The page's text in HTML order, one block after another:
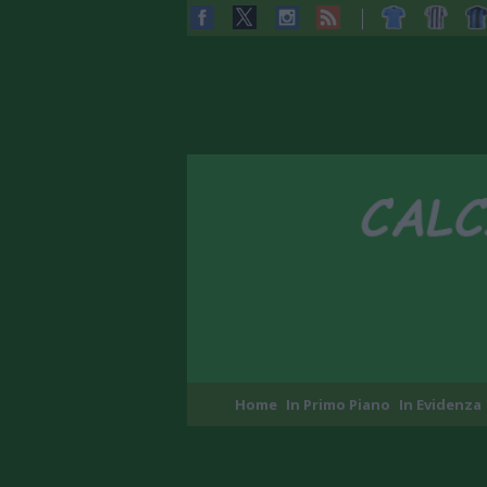
Home In Primo Piano In Evidenza